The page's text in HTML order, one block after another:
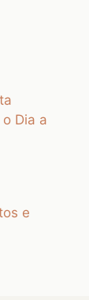
Dia a
e